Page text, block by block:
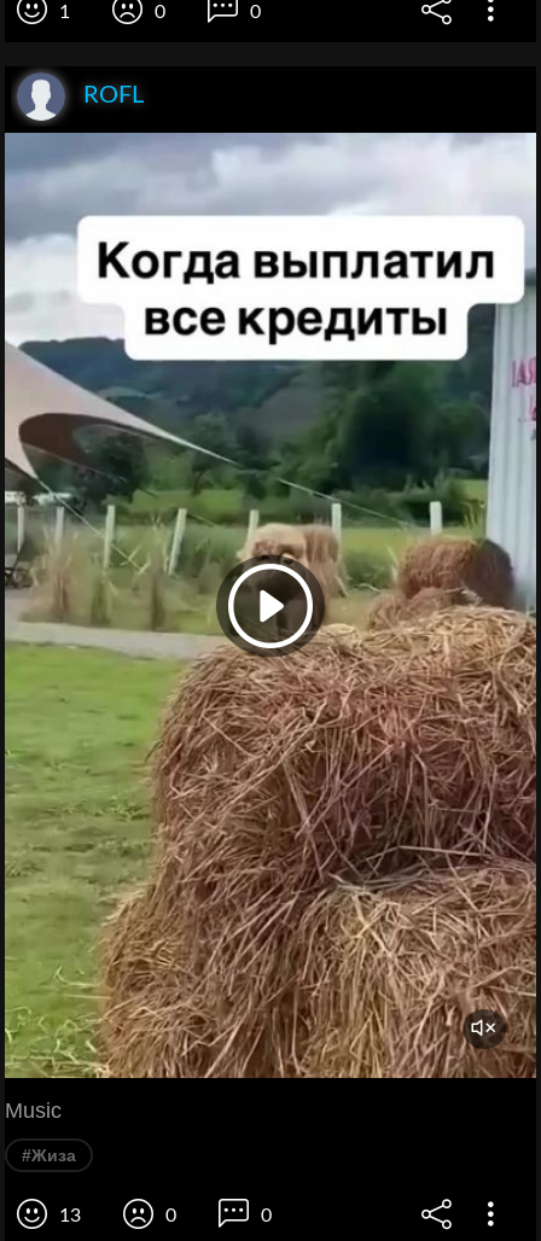
1 0 0
ROFL
Music
#Жиза
13 0 0